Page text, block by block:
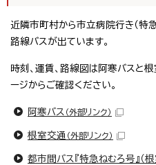
近隣市町村から市立病院行き（特
路線バスが出ています。
時刻、運賃、路線図は阿寒バスと
ージからご確認ください。
阿寒バス （外部リンク）
根室交通 （外部リンク）
都市間バス『特急ねむろ号』（根